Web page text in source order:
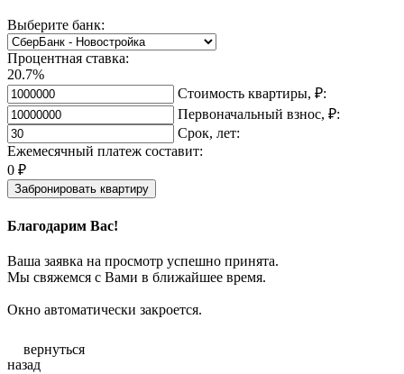
Выберите банк:
Процентная ставка:
20.7%
Стоимость квартиры, ₽:
Первоначальный взнос, ₽:
Срок, лет:
Ежемесячный платеж составит:
0 ₽
Забронировать квартиру
Благодарим Вас!
Ваша заявка на просмотр успешно принята.
Мы свяжемся с Вами в ближайшее время.
Окно автоматически закроется.
вернуться
назад